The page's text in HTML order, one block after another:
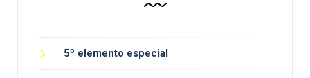
5º elemento especial